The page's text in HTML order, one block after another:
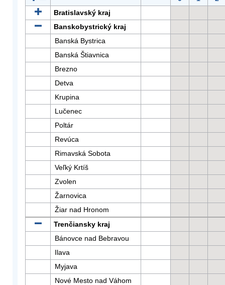
Bratislavský kraj
Banskobystrický kraj
Banská Bystrica
Banská Štiavnica
Brezno
Detva
Krupina
Lučenec
Poltár
Revúca
Rimavská Sobota
Veľký Krtíš
Zvolen
Žarnovica
Žiar nad Hronom
Trenčiansky kraj
Bánovce nad Bebravou
Ilava
Myjava
Nové Mesto nad Váhom